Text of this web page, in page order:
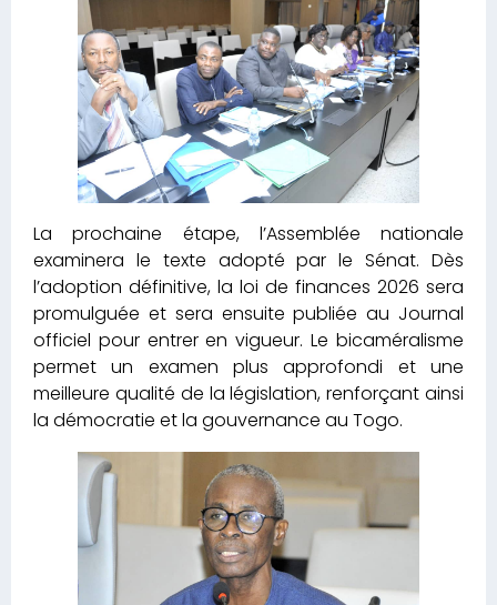
La prochaine étape, l’Assemblée nationale
examinera le texte adopté par le Sénat. Dès
l’adoption définitive, la loi de finances 2026 sera
promulguée et sera ensuite publiée au Journal
officiel pour entrer en vigueur. Le bicaméralisme
permet un examen plus approfondi et une
meilleure qualité de la législation, renforçant ainsi
la démocratie et la gouvernance au Togo.